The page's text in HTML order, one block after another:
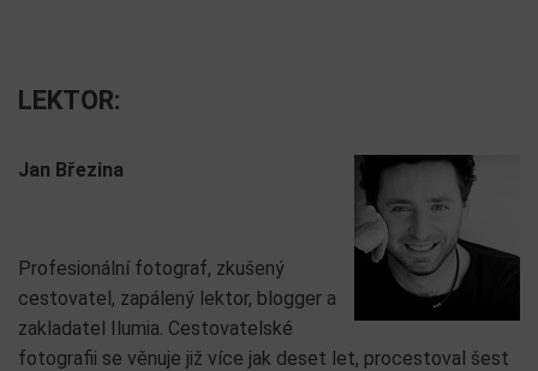
LEKTOR:
Jan Březina
Profesionální fotograf, zkušený
cestovatel, zapálený lektor, blogger a
zakladatel Ilumia. Cestovatelské
fotografii se věnuje již více jak deset let, procestoval šest